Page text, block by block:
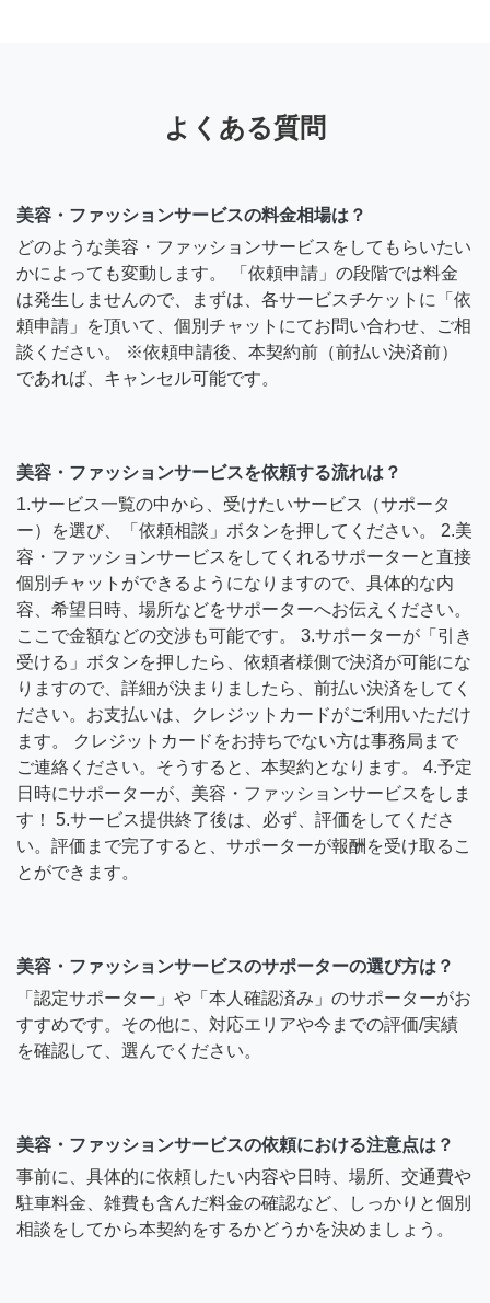
よくある質問
美容・ファッションサービスの料金相場は？
どのような美容・ファッションサービスをしてもらいたい
かによっても変動します。 「依頼申請」の段階では料金
は発生しませんので、まずは、各サービスチケットに「依
頼申請」を頂いて、個別チャットにてお問い合わせ、ご相
談ください。 ※依頼申請後、本契約前（前払い決済前）
であれば、キャンセル可能です。
美容・ファッションサービスを依頼する流れは？
1.サービス一覧の中から、受けたいサービス（サポータ
ー）を選び、「依頼相談」ボタンを押してください。 2.美
容・ファッションサービスをしてくれるサポーターと直接
個別チャットができるようになりますので、具体的な内
容、希望日時、場所などをサポーターへお伝えください。
ここで金額などの交渉も可能です。 3.サポーターが「引き
受ける」ボタンを押したら、依頼者様側で決済が可能にな
りますので、詳細が決まりましたら、前払い決済をしてく
ださい。お支払いは、クレジットカードがご利用いただけ
ます。 クレジットカードをお持ちでない方は事務局まで
ご連絡ください。そうすると、本契約となります。 4.予定
日時にサポーターが、美容・ファッションサービスをしま
す！ 5.サービス提供終了後は、必ず、評価をしてくださ
い。評価まで完了すると、サポーターが報酬を受け取るこ
とができます。
美容・ファッションサービスのサポーターの選び方は？
「認定サポーター」や「本人確認済み」のサポーターがお
すすめです。その他に、対応エリアや今までの評価/実績
を確認して、選んでください。
美容・ファッションサービスの依頼における注意点は？
事前に、具体的に依頼したい内容や日時、場所、交通費や
駐車料金、雑費も含んだ料金の確認など、しっかりと個別
相談をしてから本契約をするかどうかを決めましょう。